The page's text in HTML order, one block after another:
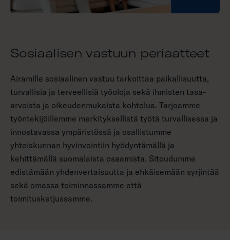
Sosiaalisen vastuun periaatteet
Airamille sosiaalinen vastuu tarkoittaa paikallisuutta,
turvallisia ja terveellisiä työoloja sekä ihmisten tasa-
arvoista ja oikeudenmukaista kohtelua. Tarjoamme
työntekijöillemme merkityksellistä työtä turvallisessa ja
innostavassa ympäristössä ja osallistumme
yhteiskunnan hyvinvointiin hyödyntämällä ja
kehittämällä suomalaista osaamista. Sitoudumme
edistämään yhdenvertaisuutta ja ehkäisemään syrjintää
sekä omassa toiminnassamme että
toimitusketjussamme.